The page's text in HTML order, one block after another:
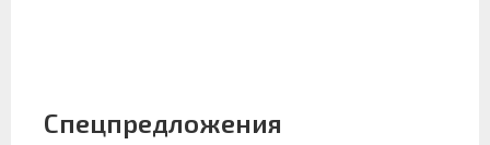
Спецпредложения